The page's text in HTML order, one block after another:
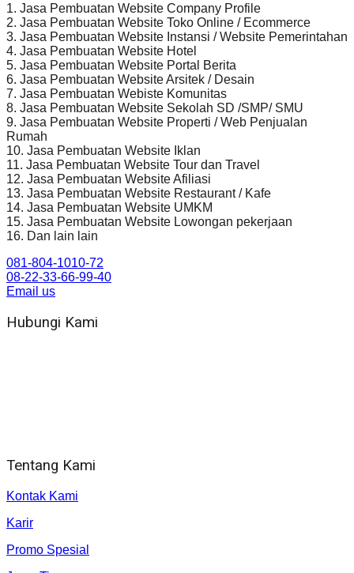
1. Jasa Pembuatan Website Company Profile
2. Jasa Pembuatan Website Toko Online / Ecommerce
3. Jasa Pembuatan Website Instansi / Website Pemerintahan
4. Jasa Pembuatan Website Hotel
5. Jasa Pembuatan Website Portal Berita
6. Jasa Pembuatan Website Arsitek / Desain
7. Jasa Pembuatan Webiste Komunitas
8. Jasa Pembuatan Website Sekolah SD /SMP/ SMU
9. Jasa Pembuatan Website Properti / Web Penjualan
Rumah
10. Jasa Pembuatan Website Iklan
11. Jasa Pembuatan Website Tour dan Travel
12. Jasa Pembuatan Website Afiliasi
13. Jasa Pembuatan Website Restaurant / Kafe
14. Jasa Pembuatan Website UMKM
15. Jasa Pembuatan Website Lowongan pekerjaan
16. Dan lain lain
081-804-1010-72
08-22-33-66-99-40
Email us
Hubungi Kami
Tentang Kami
Kontak Kami
Karir
Promo Spesial